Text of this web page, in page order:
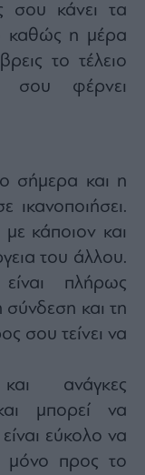
σου κάνει τα
καθώς η μέρα
το τέλειο
σου φέρνει
σήμερα και η
ικανοποιήσει.
κάποιον και
του άλλου.
πλήρως
και τη
σου τείνει να
και ανάγκες
μπορεί να
εύκολο να
μόνο προς το